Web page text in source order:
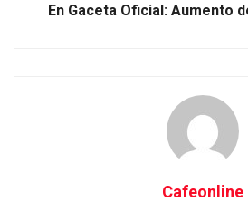
En Gaceta Oficial: Aumento
Cafeonline